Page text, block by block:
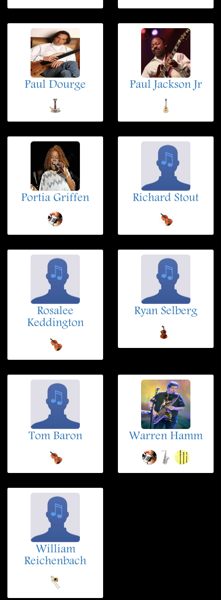
Paul Dourge Paul Jackson Jr
Portia Griffen Richard Stout
Rosalee
Keddington
Ryan Selberg
Tom Baron Warren Hamm
William
Reichenbach